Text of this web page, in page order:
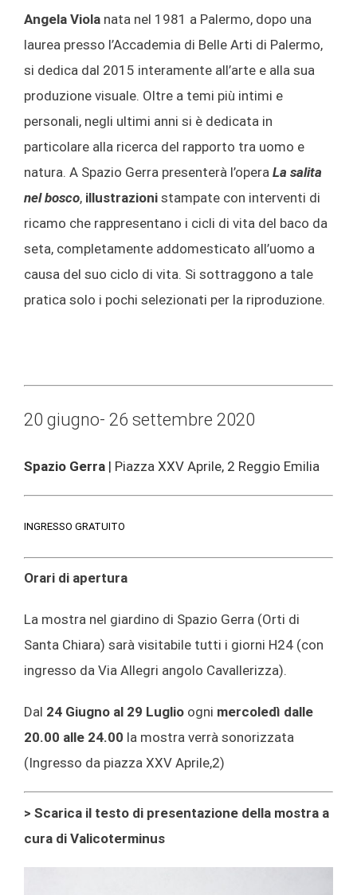
Angela Viola nata nel 1981 a Palermo, dopo una
laurea presso l’Accademia di Belle Arti di Palermo,
si dedica dal 2015 interamente all’arte e alla sua
produzione visuale. Oltre a temi più intimi e
personali, negli ultimi anni si è dedicata in
particolare alla ricerca del rapporto tra uomo e
natura. A Spazio Gerra presenterà l’opera La salita
nel bosco, illustrazioni stampate con interventi di
ricamo che rappresentano i cicli di vita del baco da
seta, completamente addomesticato all’uomo a
causa del suo ciclo di vita. Si sottraggono a tale
pratica solo i pochi selezionati per la riproduzione.
20 giugno- 26 settembre 2020
Spazio Gerra | Piazza XXV Aprile, 2 Reggio Emilia
INGRESSO GRATUITO
Orari di apertura
La mostra nel giardino di Spazio Gerra (Orti di
Santa Chiara) sarà visitabile tutti i giorni H24 (con
ingresso da Via Allegri angolo Cavallerizza).
Dal 24 Giugno al 29 Luglio ogni mercoledì dalle
20.00 alle 24.00 la mostra verrà sonorizzata
(Ingresso da piazza XXV Aprile,2)
> Scarica il testo di presentazione della mostra a
cura di Valicoterminus